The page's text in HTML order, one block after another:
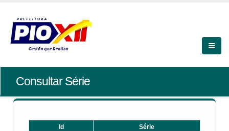
Consultar Série
Id
Série